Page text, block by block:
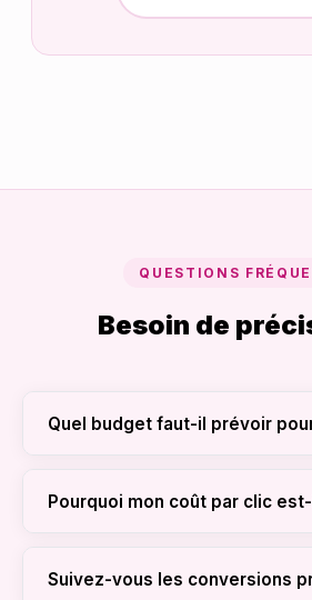
QUESTIONS
Besoin de
Quel budget faut-il prévoir
Cela dépend de votre
recommandons un budget de
1000$ par mois pour collecter
Pourquoi mon coût par clic
C'est souvent dû à un
Qualité'. Un site lent ou une
Suivez-vous les conversions